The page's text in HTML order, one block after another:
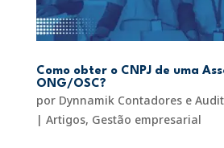
Como obter o CNPJ de uma
ONG/OSC?
por Dynnamik Contadores e
| Artigos, Gestão empresarial